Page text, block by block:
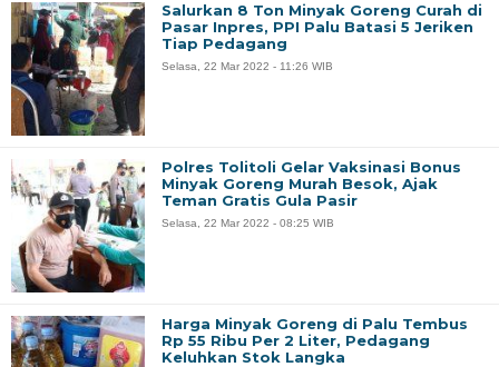
Salurkan 8 Ton Minyak Goreng Curah di
Pasar Inpres, PPI Palu Batasi 5 Jeriken
Tiap Pedagang
Selasa, 22 Mar 2022 - 11:26 WIB
Polres Tolitoli Gelar Vaksinasi Bonus
Minyak Goreng Murah Besok, Ajak
Teman Gratis Gula Pasir
Selasa, 22 Mar 2022 - 08:25 WIB
Harga Minyak Goreng di Palu Tembus
Rp 55 Ribu Per 2 Liter, Pedagang
Keluhkan Stok Langka